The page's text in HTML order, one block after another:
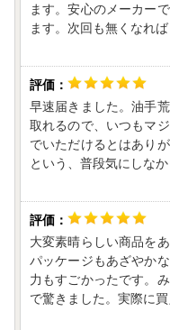
ます。安心のメーカー
ます。次回も無くなれ
早速届きました。油手
取れるので、いつもマ
でいただけるとはあり
という、普段気にしな
大変素晴らしい商品を
パッケージもあざやか
力もすごかったです。
で驚きました。実際に